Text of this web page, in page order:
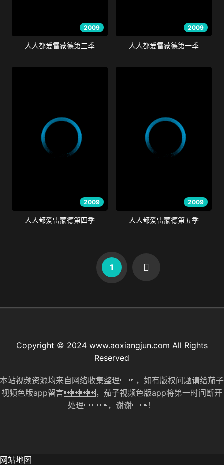
2009
人人都爱雷蒙德第三季
2009
人人都爱雷蒙德第一季
2009
人人都爱雷蒙德第四季
2009
人人都爱雷蒙德第五季
1
Copyright © 2024 www.aoxiangjun.com All Rights
Reserved
本站视频资源均来自网络收集整理，如有版权问题请给茄子
视频色版app留言，茄子视频色版app将第一时间断开
处理，谢谢！
网站地图